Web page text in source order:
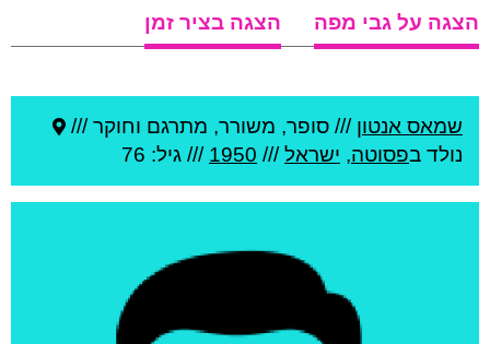
הצגה על גבי מפה
הצגה בציר זמן
שמאס אנטון /// סופר, משורר, מתרגם וחוקר ///
נולד בפסוטה, ישראל///
1950 /// גיל: 76